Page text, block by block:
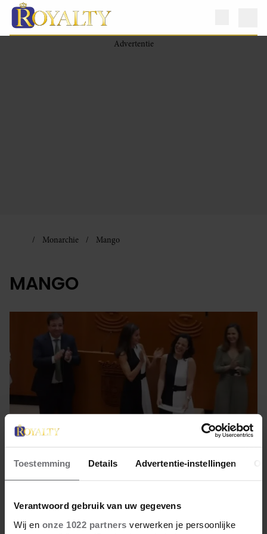
Toestemming Details Advertentie-instellingen
Verantwoord gebruik van uw gegevens
Wij en onze 1022 partners verwerken je persoonlijke
Monarchie Mango
MANGO
‘LETIZIA-EFFECT’ HOUDT